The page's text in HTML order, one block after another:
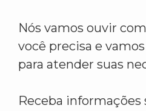
Nós vamos ouvir
você precisa e
para atender suas
Receba informações